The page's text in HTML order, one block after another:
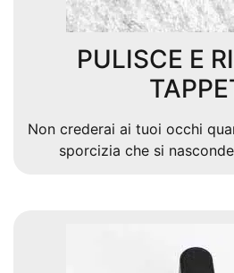
PULISCE E
Non crederai ai tuoi occhi
sporcizia che si